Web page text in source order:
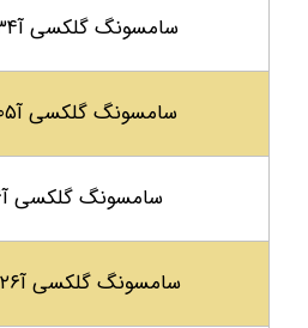
سامسونگ گلکسی آ۳۴- ۱۲۸گیگ
سامسونگ گلکسی آ۰۵- ۱۲۸گیگ
سامسونگ گلکسی آ۵۶- ۲۵۶
سامسونگ گلکسی آ۲۶- ۱۲۸ گیگ